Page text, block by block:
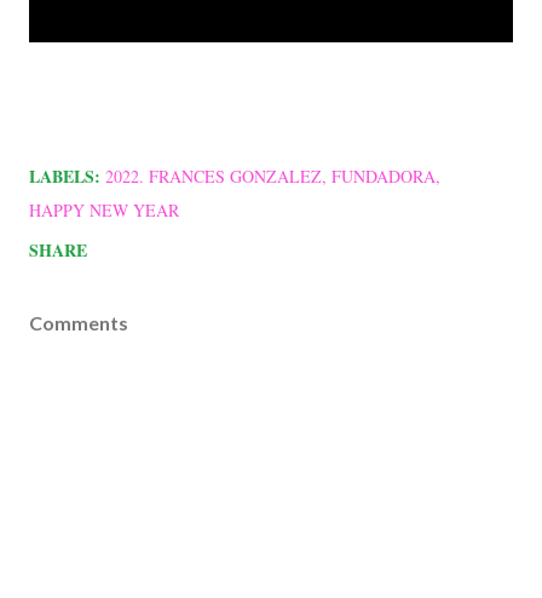
LABELS: 2022. FRANCES GONZALEZ FUNDADORA
HAPPY NEW YEAR
SHARE
Comments